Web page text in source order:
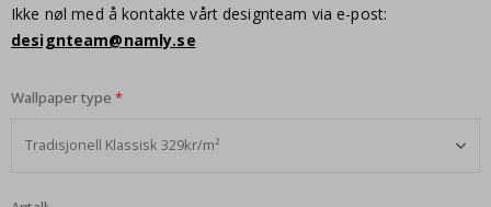
Ikke nøl med å kontakte vårt designteam via e-post:
designteam@namly.se
Wallpaper type